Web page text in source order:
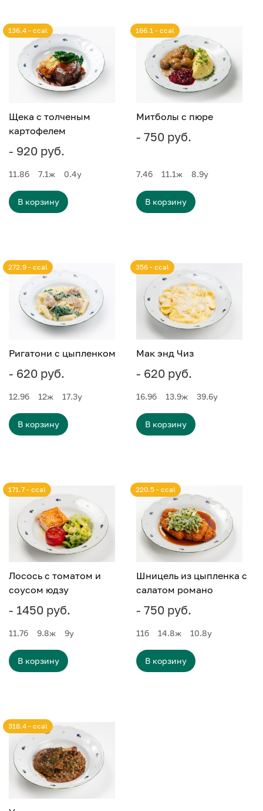
Щека с толченым
картофелем
- 920 руб.
136.4 - ccal
11.8б 7.1ж 0.4у
В корзину
Митболы с пюре
- 750 руб.
166.1 - ccal
7.4б 11.1ж 8.9у
В корзину
Ригатони с цыпленком
- 620 руб.
272.9 - ccal
12.9б 12ж 17.3у
В корзину
Мак энд Чиз
- 620 руб.
356 - ccal
16.9б 13.9ж 39.6у
В корзину
Лосось с томатом и
соусом юдзу
- 1450 руб.
171.7 - ccal
11.7б 9.8ж 9у
В корзину
Шницель из цыпленка с
салатом романо
- 750 руб.
220.5 - ccal
11б 14.8ж 10.8у
В корзину
318.4 - ccal